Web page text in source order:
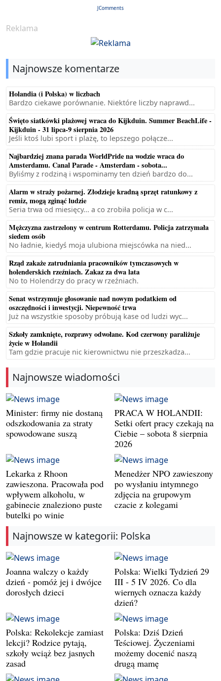
JComments
Reklama
Najnowsze komentarze
Holandia (i Polska) w liczbach
Bardzo ciekawe porównanie. Niektóre liczby naprawd...
Święto siatkówki plażowej wraca do Kijkduin. Summer BeachLife -
Kijkduin - 31 lipca-9 sierpnia 2026
Jeśli ktoś lubi sport i plażę, to lepszego połącze...
Najbardziej znana parada WorldPride na wodzie wraca do
Amsterdamu. Canal Parade - Amsterdam - sobota...
Byliśmy z rodziną i wspominamy ten dzień bardzo do...
Alarm w straży pożarnej. Złodzieje kradną sprzęt ratunkowy z
remiz, mogą zginąć ludzie
Seria trwa od miesięcy... a co zrobiła policja w c...
Mężczyzna zastrzelony w centrum Rotterdamu. Policja zatrzymała
siedem osób
No ładnie, kiedyś moja ulubiona miejscówka na nied...
Rząd zakaże zatrudniania pracowników tymczasowych w
holenderskich rzeźniach. Zakaz za dwa lata
No to Holendrzy do pracy w rzeźniach.
Senat wstrzymuje głosowanie nad nowym podatkiem od
oszczędności i inwestycji. Niepewność trwa
Już na wszystkie sposoby próbują kase od ludzi wyc...
Szkoły zamknięte, rozprawy odwołane. Kod czerwony paraliżuje
życie w Holandii
Tam gdzie pracuje nic kierownictwu nie przeszkadza...
Najnowsze wiadomości
Minister: firmy nie dostaną
odszkodowania za straty
spowodowane suszą
PRACA W HOLANDII:
Setki ofert pracy czekają na
Ciebie – sobota 8 sierpnia
2026
Lekarka z Rhoon
zawieszona. Pracowała pod
wpływem alkoholu, w
gabinecie znaleziono puste
butelki po winie
Menedżer NPO zawieszony
po wysłaniu intymnego
zdjęcia na grupowym
czacie z kolegami
Najnowsze w kategorii: Polska
Joanna walczy o każdy
dzień - pomóż jej i dwójce
dorosłych dzieci
Polska: Wielki Tydzień 29
III - 5 IV 2026. Co dla
wiernych oznacza każdy
dzień?
Polska: Rekolekcje zamiast
lekcji? Rodzice pytają,
szkoły wciąż bez jasnych
zasad
Polska: Dziś Dzień
Teściowej. Życzeniami
możemy docenić naszą
drugą mamę